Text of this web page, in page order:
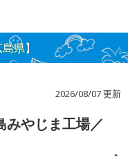
県】
2026/08/07 更新
みやじま工場／